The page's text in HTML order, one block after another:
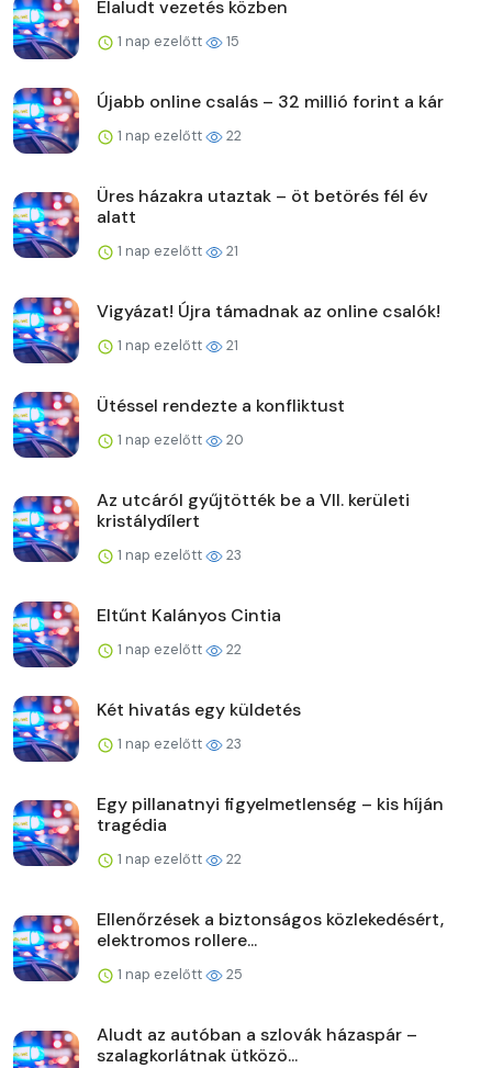
Elaludt vezetés közben
1 nap ezelőtt 15
Újabb online csalás – 32 millió forint a kár
1 nap ezelőtt 22
Üres házakra utaztak – öt betörés fél év
alatt
1 nap ezelőtt 21
Vigyázat! Újra támadnak az online csalók!
1 nap ezelőtt 21
Ütéssel rendezte a konfliktust
1 nap ezelőtt 20
Az utcáról gyűjtötték be a VII. kerületi
kristálydílert
1 nap ezelőtt 23
Eltűnt Kalányos Cintia
1 nap ezelőtt 22
Két hivatás egy küldetés
1 nap ezelőtt 23
Egy pillanatnyi figyelmetlenség – kis híján
tragédia
1 nap ezelőtt 22
Ellenőrzések a biztonságos közlekedésért,
elektromos rollere...
1 nap ezelőtt 25
Aludt az autóban a szlovák házaspár –
szalagkorlátnak ütközö...